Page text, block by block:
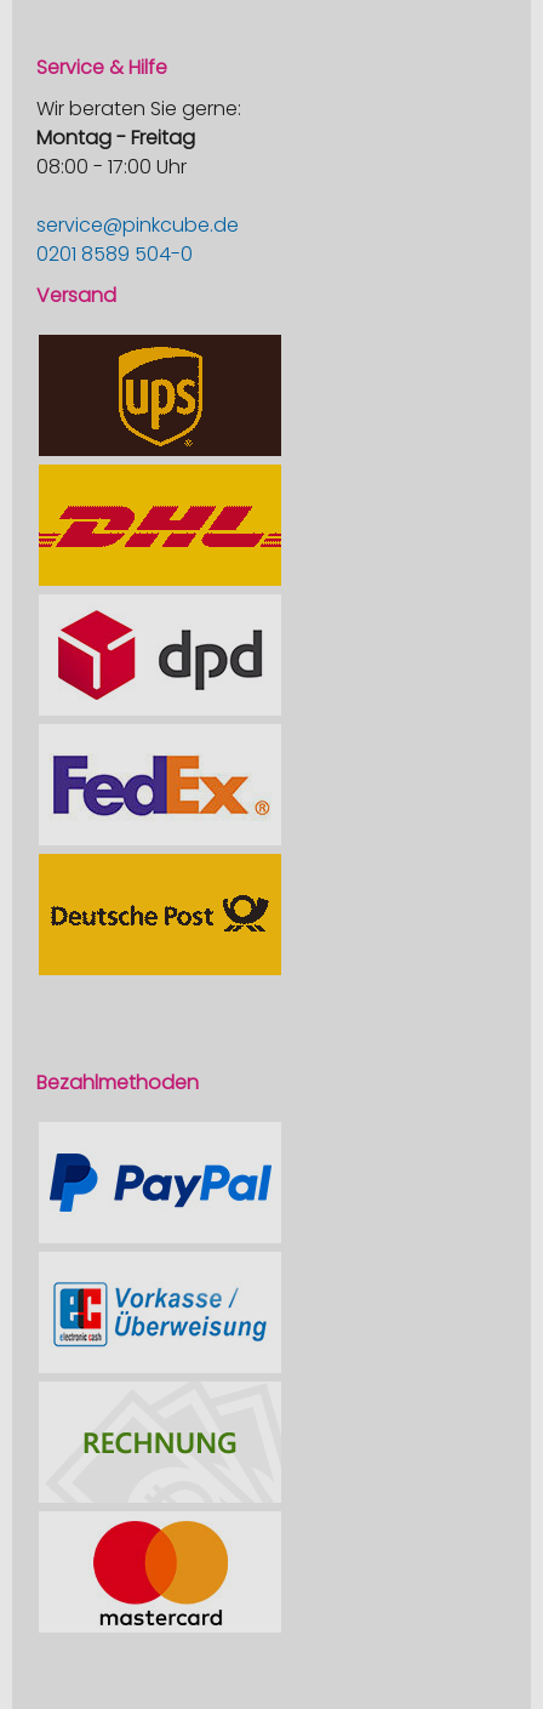
Service & Hilfe
Wir beraten Sie gerne:
Montag - Freitag
08:00 - 17:00 Uhr
service@pinkcube.de
0201 8589 504-0
Versand
Bezahlmethoden